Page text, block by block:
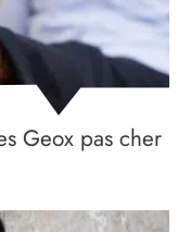
Geox pas cher